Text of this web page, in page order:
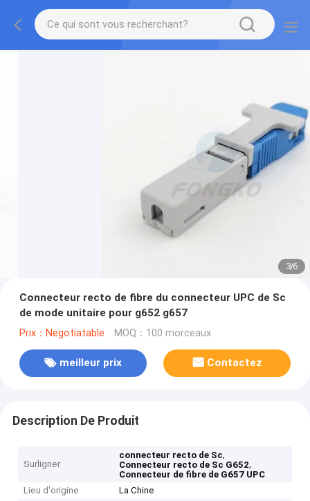
3/6
Connecteur recto de fibre du connecteur UPC de Sc
de mode unitaire pour g652 g657
Prix：Negotiatable MOQ：100 morceaux
meilleur prix Contactez
Description De Produit
Surligner
connecteur recto de Sc,
Connecteur recto de Sc G652,
Connecteur de fibre de G657 UPC
Lieu d'origine
La Chine